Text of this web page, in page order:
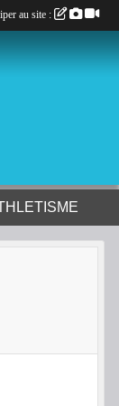
au site :